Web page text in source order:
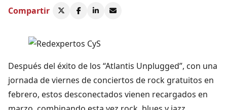
Compartir
Después del éxito de los “Atlantis Unplugged”, con una
jornada de viernes de conciertos de rock gratuitos en
febrero, estos desconectados vienen recargados en